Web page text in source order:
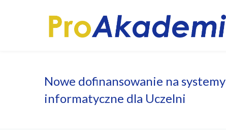
Nowe dofinansowanie na systemy
informatyczne dla Uczelni